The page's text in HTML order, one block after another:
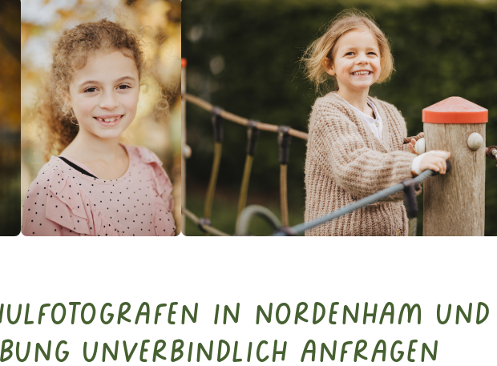
in Nordenham und
unverbindlich anfragen